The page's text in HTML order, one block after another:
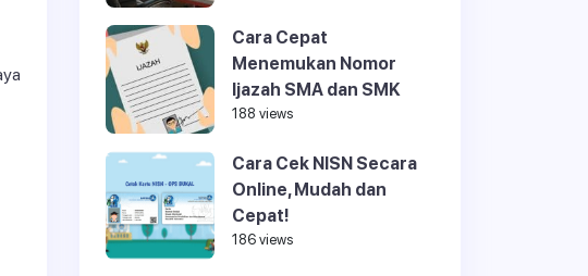
Cara Cepat
Menemukan Nomor
Ijazah SMA dan SMK
188 views
Cara Cek NISN Secara
Online, Mudah dan
Cepat!
186 views